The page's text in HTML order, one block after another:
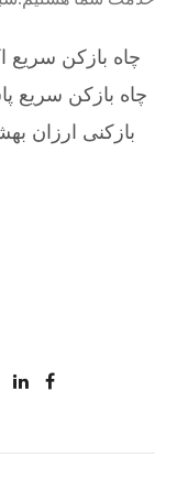
چاه بازکن سریع
چاه بازکن سریع
بازکنی ارزان